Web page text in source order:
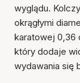
wyglądu.
okrągłymi
karatowej 0,36
który dodaje
wydawania się